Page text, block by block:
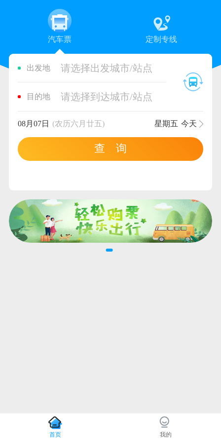
汽车票 定制专线
出发地 请选择出发城市/站点
目的地 请选择到达城市/站点
08月07日 (农历六月廿五) 星期五 今天
查 询
首页 我的